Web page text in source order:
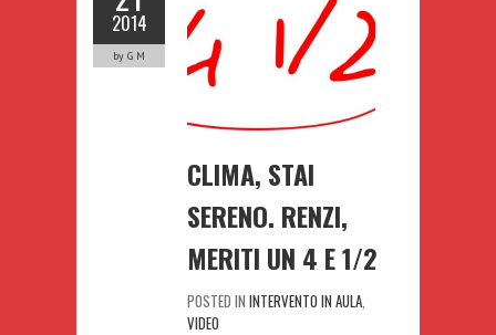
2014
by G M
CLIMA, STAI
SERENO. RENZI,
MERITI UN 4 E 1/2
POSTED IN INTERVENTO IN AULA
VIDEO